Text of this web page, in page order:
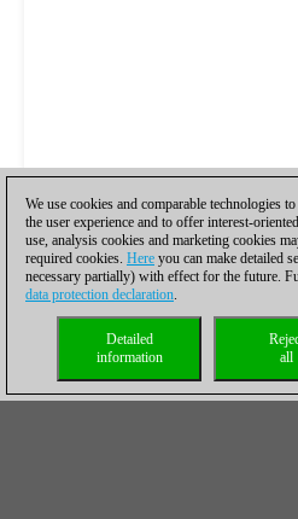
We use cookies and comparable technologies
the user experience and to offer interest-
use, analysis cookies and marketing cookies
required cookies. Here you can make detailed
necessary partially) with effect for the future.
data protection declaration.
all
Detailed
information